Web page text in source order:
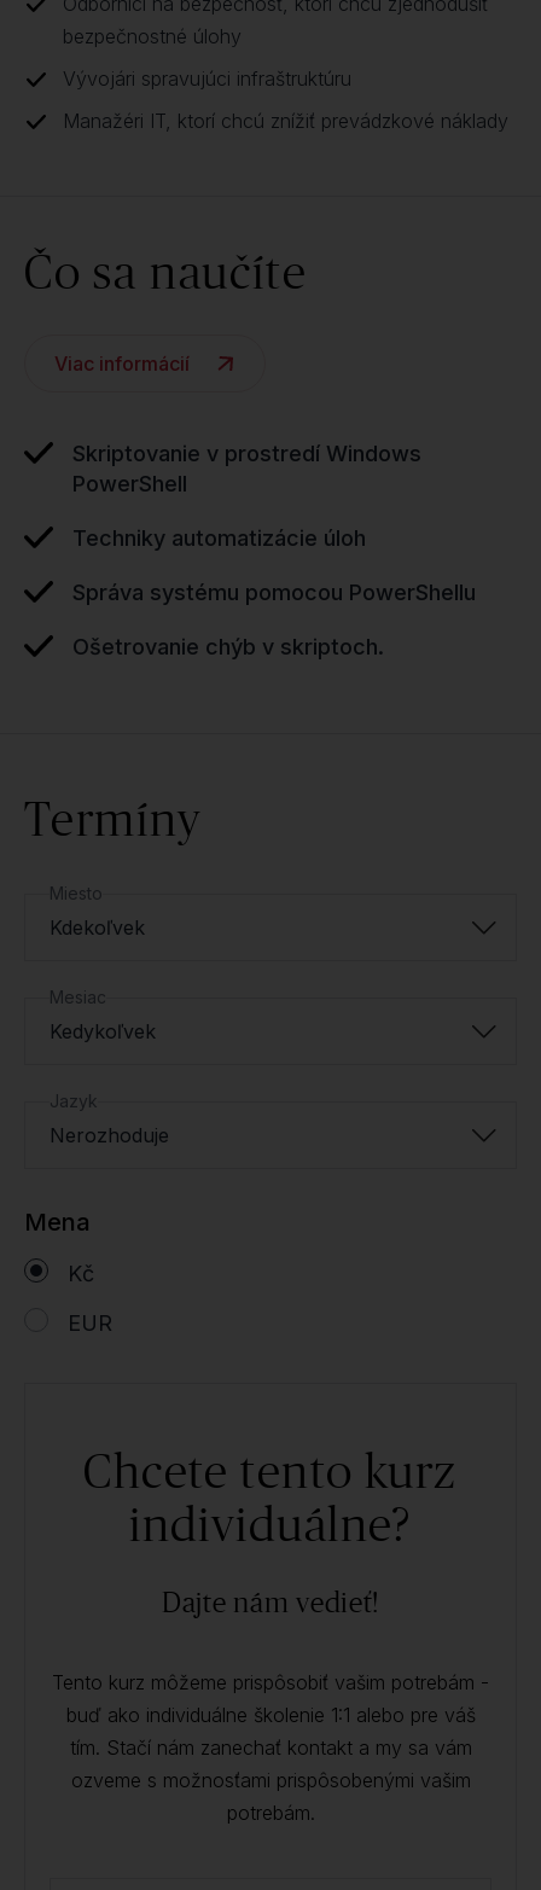
bezpečnostné úlohy
Vývojári spravujúci infraštruktúru
Manažéri IT, ktorí chcú znížiť prevádzkové náklady
Čo sa naučíte
Viac informácií
Skriptovanie v prostredí Windows
PowerShell
Techniky automatizácie úloh
Správa systému pomocou PowerShellu
Ošetrovanie chýb v skriptoch.
Termíny
Miesto
Kdekoľvek
Mesiac
Kedykoľvek
Jazyk
Nerozhoduje
Mena
Kč
EUR
Chcete tento kurz
individuálne?
Dajte nám vedieť!
Tento kurz môžeme prispôsobiť vašim potrebám -
buď ako individuálne školenie 1:1 alebo pre váš
tím. Stačí nám zanechať kontakt a my sa vám
ozveme s možnosťami prispôsobenými vašim
potrebám.